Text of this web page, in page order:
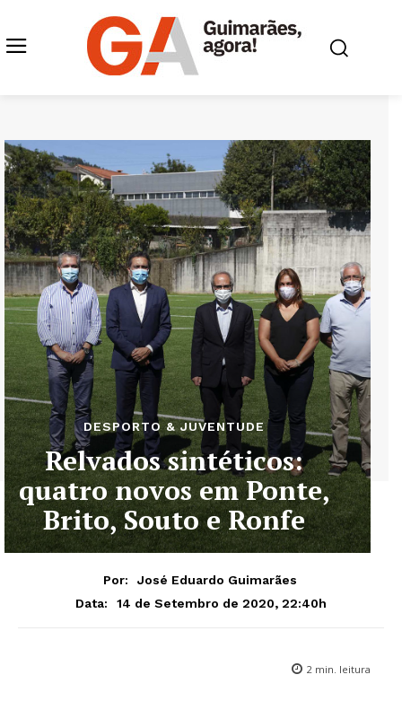
DESPORTO & JUVENTUDE
Relvados sintéticos:
quatro novos em Ponte,
Brito, Souto e Ronfe
Por:
José Eduardo Guimarães
Data:
14 de Setembro de 2020, 22:40h
2 min. leitura